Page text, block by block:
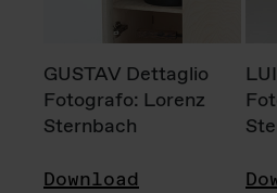
GUSTAV Dettaglio
Fotografo: Lorenz
Sternbach
Download